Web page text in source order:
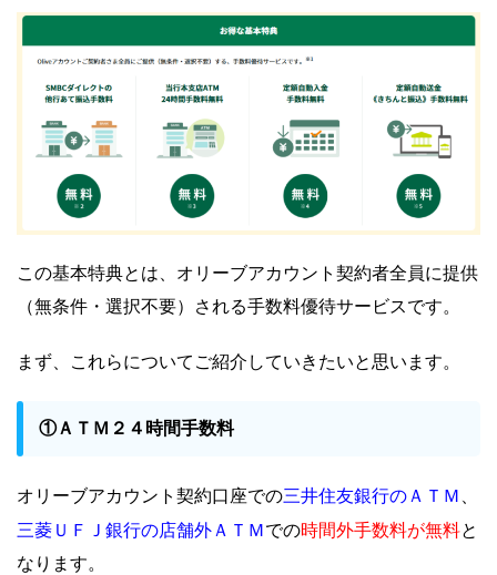
この基本特典とは、オリーブアカウント契約者全員に提供
（無条件・選択不要）される手数料優待サービスです。
まず、これらについてご紹介していきたいと思います。
①ＡＴＭ２４時間手数料
オリーブアカウント契約口座での三井住友銀行のＡＴＭ
三菱ＵＦＪ銀行の店舗外ＡＴＭでの時間外手数料が無料と
なります。